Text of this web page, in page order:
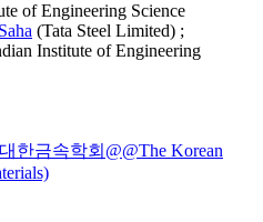
of Engineering Science
(Tata Steel Limited) ;
Institute of Engineering
한금속학회@@The Korean